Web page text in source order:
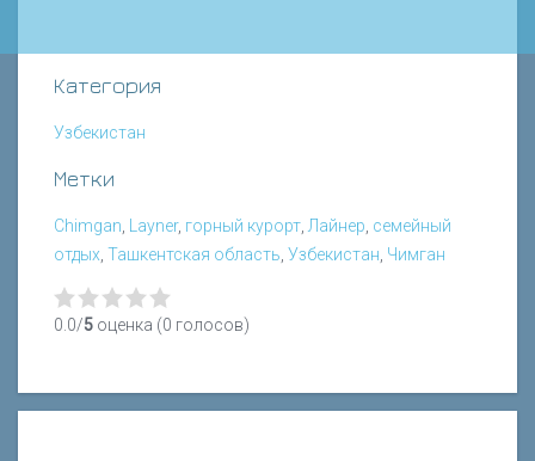
Категория
Узбекистан
Метки
Chimgan Layner, горный курорт Лайнер семейный
отдых Ташкентская область Узбекистан Чимган
0.0/5 оценка (0 голосов)